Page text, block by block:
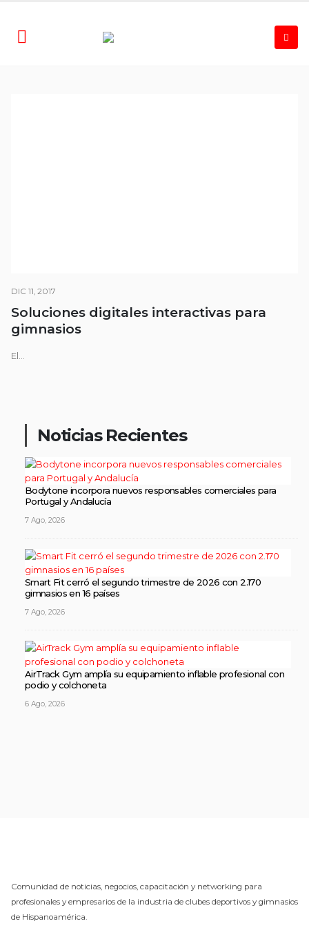
DIC 11, 2017
Soluciones digitales interactivas para
gimnasios
El...
Noticias Recientes
Bodytone incorpora nuevos responsables comerciales para
Portugal y Andalucía
7 Ago, 2026
Smart Fit cerró el segundo trimestre de 2026 con 2.170
gimnasios en 16 países
7 Ago, 2026
AirTrack Gym amplía su equipamiento inflable profesional con
podio y colchoneta
6 Ago, 2026
Comunidad de noticias, negocios, capacitación y networking para
profesionales y empresarios de la industria de clubes deportivos y gimnasios
de Hispanoamérica.